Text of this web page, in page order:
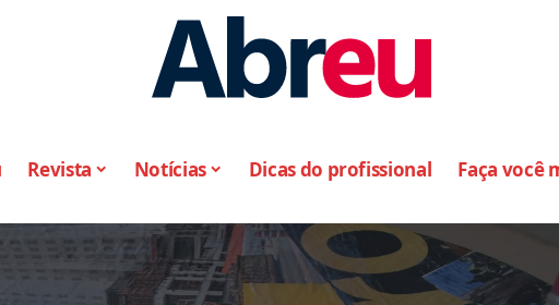
Revista Notícias Dicas do profissional Faça você